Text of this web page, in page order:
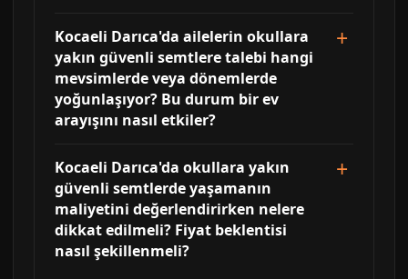
Kocaeli Darıca'da ailelerin okullara
yakın güvenli semtlere talebi hangi
mevsimlerde veya dönemlerde
yoğunlaşıyor? Bu durum bir ev
arayışını nasıl etkiler?
Kocaeli Darıca'da okullara yakın
güvenli semtlerde yaşamanın
maliyetini değerlendirirken nelere
dikkat edilmeli? Fiyat beklentisi
nasıl şekillenmeli?